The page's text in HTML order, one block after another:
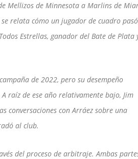
Mellizos de Minnesota a Marlins de
relata cómo un jugador de cuadro
Estrellas, ganador del Bate de Plata
de 2022, pero su desempeño
raíz de ese año relativamente bajo, Jim
conversaciones con Arráez sobre una
al club.
del proceso de arbitraje. Ambas